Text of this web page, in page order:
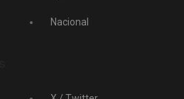
Nacional